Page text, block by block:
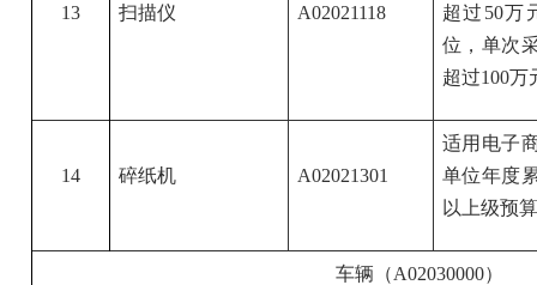
13 扫描仪 A02021118
超过50万
位，单次
超过100万
14 碎纸机 A02021301
适用电子
单位年度
以上级预
车辆（A02030000）